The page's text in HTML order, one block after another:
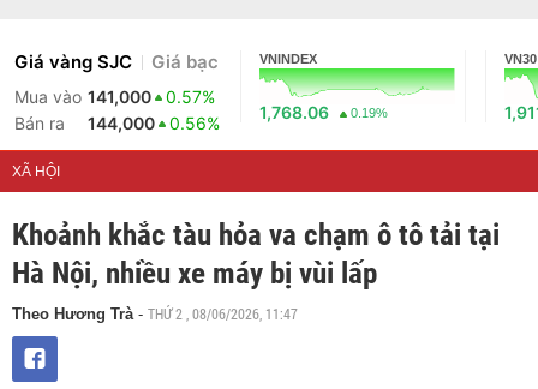
Giá vàng SJC Giá bạc
Mua vào 141,000
0.57%
Bán ra
144,000 0.56%
VNINDEX
1,768.06 0.19%
VN30
XÃ HỘI
Khoảnh khắc tàu hỏa va chạm ô tô tải tại
Hà Nội, nhiều xe máy bị vùi lấp
Theo Hương Trà- THỨ 2 , 08/06/2026, 11:47